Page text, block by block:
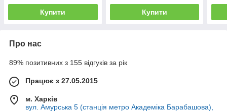
Купити Купити
Про нас
89% позитивних з 155 відгуків за рік
Працює з 27.05.2015
м. Харків
вул. Амурська 5 (станція метро Академіка Барабашова),